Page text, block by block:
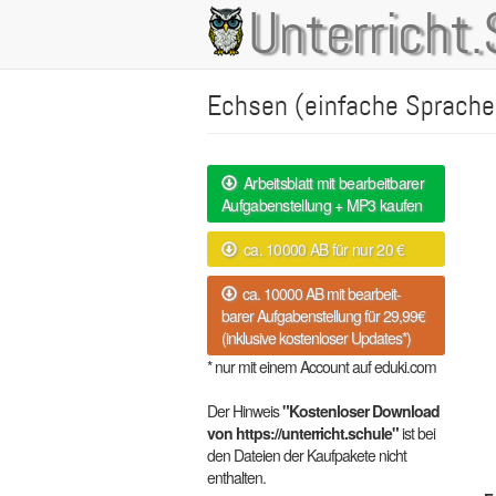
Main
navigation
Echsen (einfache
Arbeitsblatt mit bearbeitbarer
Aufgabenstellung + MP3 kaufen
ca. 10000 AB für nur 20 €
ca. 10000 AB mit bearbeit-
barer Aufgabenstellung für 29,99€
(inklusive kostenloser Updates*)
* nur mit einem Account auf eduki.com
Der Hinweis"Kostenloser Download
von https://unterricht.schule"ist bei
den Dateien der Kaufpakete nicht
enthalten.